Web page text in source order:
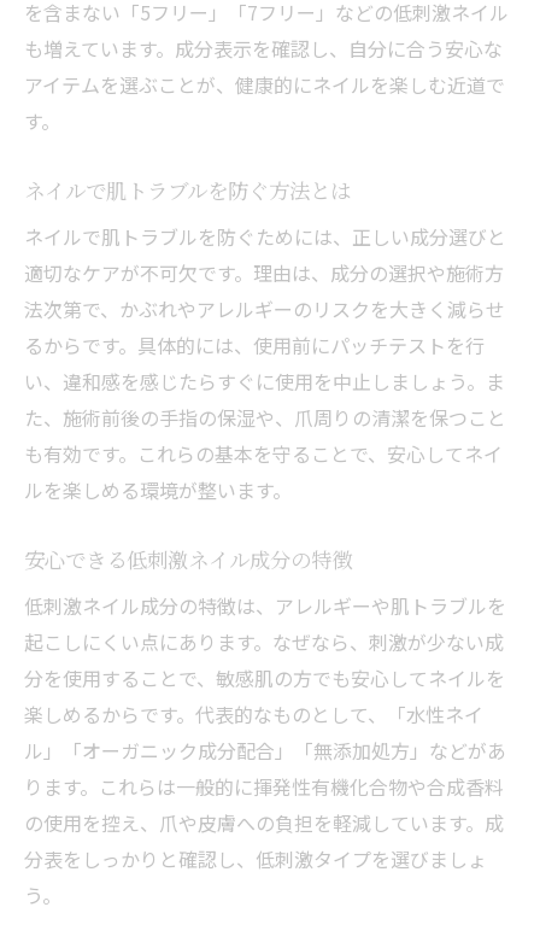
を含まない「5フリー」「7フリー」などの低刺激ネイル
も増えています。成分表示を確認し、自分に合う安心な
アイテムを選ぶことが、健康的にネイルを楽しむ近道で
す。
ネイルで肌トラブルを防ぐ方法とは
ネイルで肌トラブルを防ぐためには、正しい成分選びと
適切なケアが不可欠です。理由は、成分の選択や施術方
法次第で、かぶれやアレルギーのリスクを大きく減らせ
るからです。具体的には、使用前にパッチテストを行
い、違和感を感じたらすぐに使用を中止しましょう。ま
た、施術前後の手指の保湿や、爪周りの清潔を保つこと
も有効です。これらの基本を守ることで、安心してネイ
ルを楽しめる環境が整います。
安心できる低刺激ネイル成分の特徴
低刺激ネイル成分の特徴は、アレルギーや肌トラブルを
起こしにくい点にあります。なぜなら、刺激が少ない成
分を使用することで、敏感肌の方でも安心してネイルを
楽しめるからです。代表的なものとして、「水性ネイ
ル」「オーガニック成分配合」「無添加処方」などがあ
ります。これらは一般的に揮発性有機化合物や合成香料
の使用を控え、爪や皮膚への負担を軽減しています。成
分表をしっかりと確認し、低刺激タイプを選びましょ
う。